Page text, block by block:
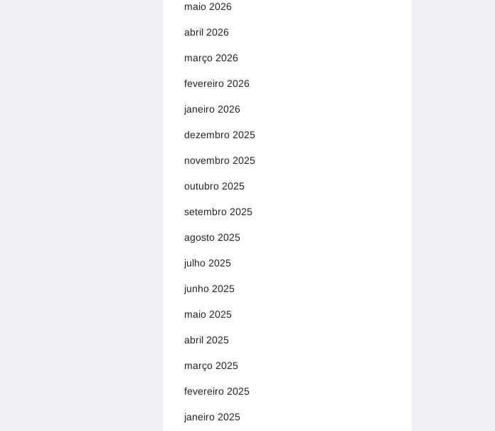
maio 2026
abril 2026
março 2026
fevereiro 2026
janeiro 2026
dezembro 2025
novembro 2025
outubro 2025
setembro 2025
agosto 2025
julho 2025
junho 2025
maio 2025
abril 2025
março 2025
fevereiro 2025
janeiro 2025